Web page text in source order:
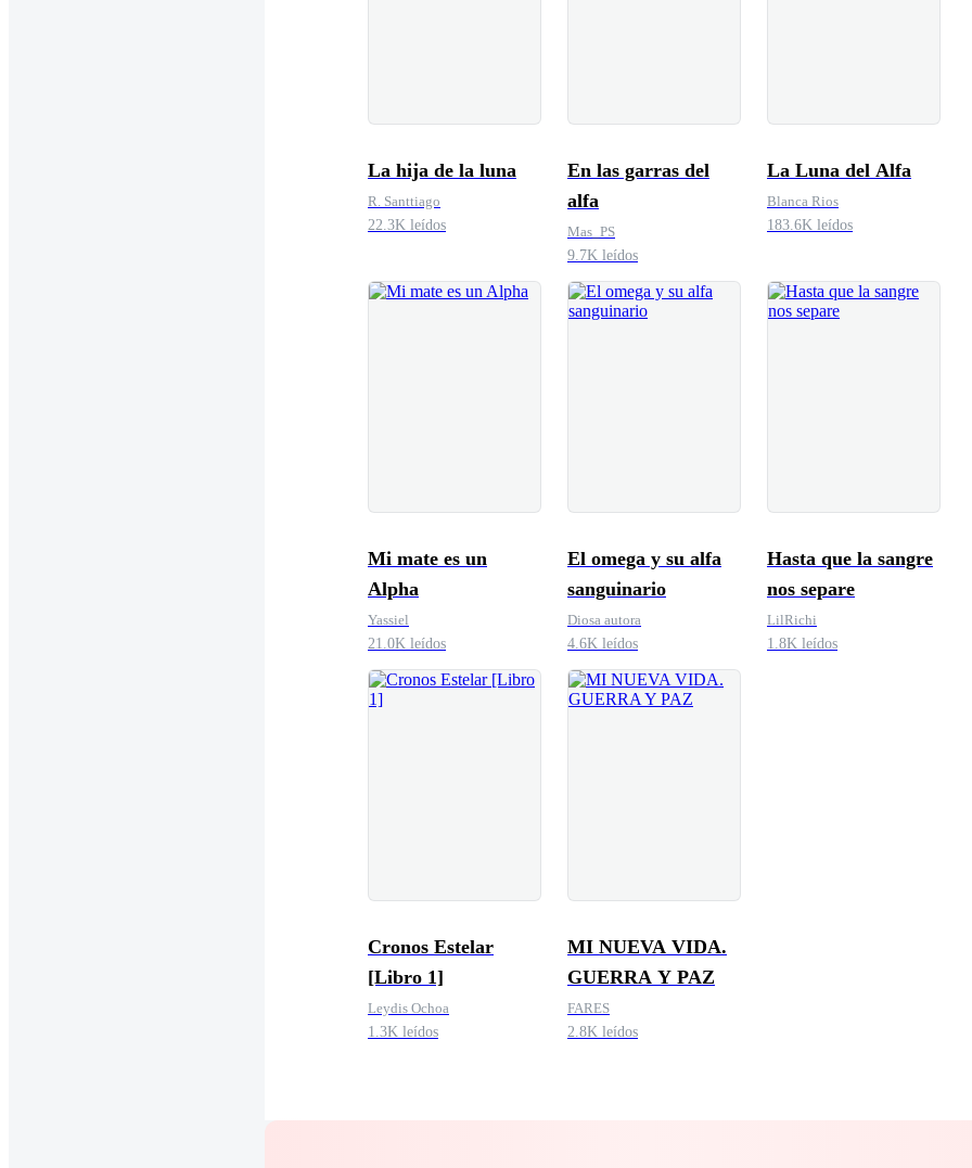
La hija de la luna
R. Santtiago
22.3K leídos
En las garras del
alfa
Mas_PS
9.7K leídos
La Luna del Alfa
Blanca Rios
183.6K leídos
Mi mate es un
Alpha
Yassiel
21.0K leídos
El omega y su alfa
sanguinario
Diosa autora
4.6K leídos
Hasta que la sangre
nos separe
LilRichi
1.8K leídos
Cronos Estelar
[Libro 1]
Leydis Ochoa
1.3K leídos
MI NUEVA VIDA.
GUERRA Y PAZ
FARES
2.8K leídos